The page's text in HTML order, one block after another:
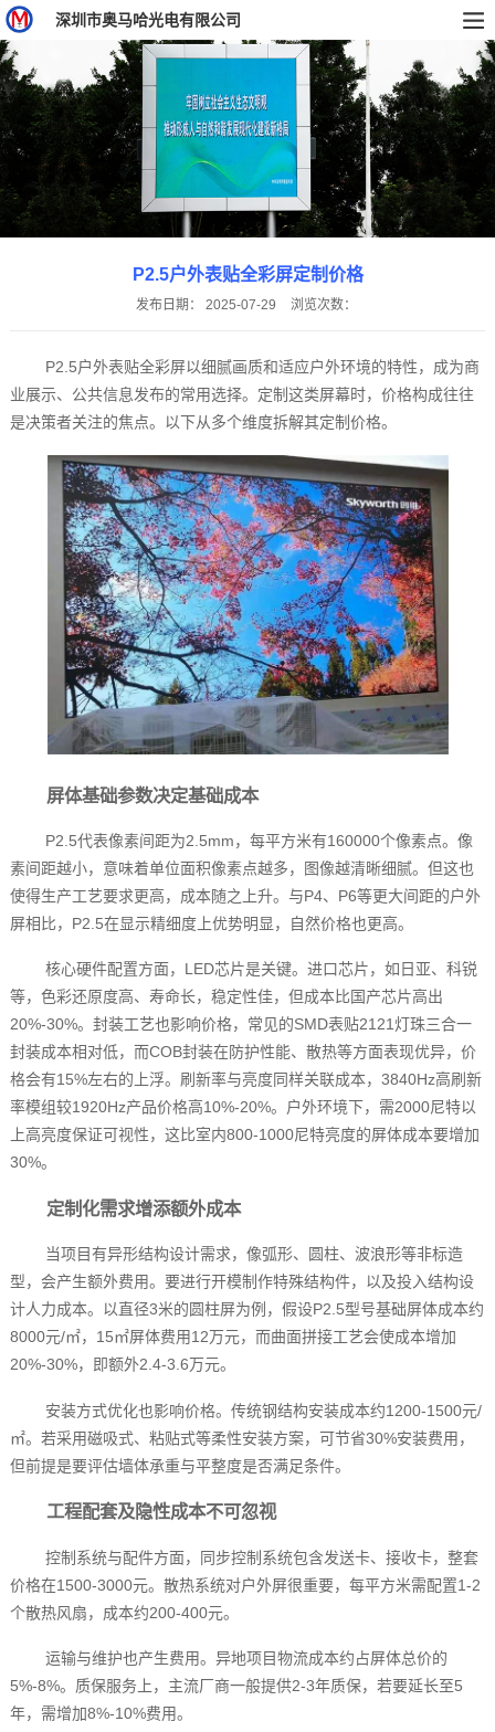
深圳市奥马哈光电有限公司
P2.5户外表贴全彩屏定制价格
发布日期： 2025-07-29 浏览次数：
P2.5户外表贴全彩屏以细腻画质和适应户外环境的特性，成为商
业展示、公共信息发布的常用选择。定制这类屏幕时，价格构成往往
是决策者关注的焦点。以下从多个维度拆解其定制价格。
屏体基础参数决定基础成本
P2.5代表像素间距为2.5mm，每平方米有160000个像素点。像
素间距越小，意味着单位面积像素点越多，图像越清晰细腻。但这也
使得生产工艺要求更高，成本随之上升。与P4、P6等更大间距的户外
屏相比，P2.5在显示精细度上优势明显，自然价格也更高。
核心硬件配置方面，LED芯片是关键。进口芯片，如日亚、科锐
等，色彩还原度高、寿命长，稳定性佳，但成本比国产芯片高出
20%-30%。封装工艺也影响价格，常见的SMD表贴2121灯珠三合一
封装成本相对低，而COB封装在防护性能、散热等方面表现优异，价
格会有15%左右的上浮。刷新率与亮度同样关联成本，3840Hz高刷新
率模组较1920Hz产品价格高10%-20%。户外环境下，需2000尼特以
上高亮度保证可视性，这比室内800-1000尼特亮度的屏体成本要增加
30%。
定制化需求增添额外成本
当项目有异形结构设计需求，像弧形、圆柱、波浪形等非标造
型，会产生额外费用。要进行开模制作特殊结构件，以及投入结构设
计人力成本。以直径3米的圆柱屏为例，假设P2.5型号基础屏体成本约
8000元/㎡，15㎡屏体费用12万元，而曲面拼接工艺会使成本增加
20%-30%，即额外2.4-3.6万元。
安装方式优化也影响价格。传统钢结构安装成本约1200-1500元/
㎡。若采用磁吸式、粘贴式等柔性安装方案，可节省30%安装费用，
但前提是要评估墙体承重与平整度是否满足条件。
工程配套及隐性成本不可忽视
控制系统与配件方面，同步控制系统包含发送卡、接收卡，整套
价格在1500-3000元。散热系统对户外屏很重要，每平方米需配置1-2
个散热风扇，成本约200-400元。
运输与维护也产生费用。异地项目物流成本约占屏体总价的
5%-8%。质保服务上，主流厂商一般提供2-3年质保，若要延长至5
年，需增加8%-10%费用。